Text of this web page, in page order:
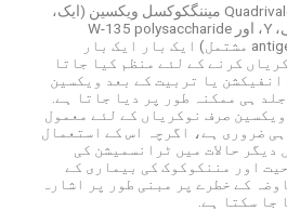
Quadrivalent میننگکوکسل ویکسین (ایک،
سی، Y، اور W-135 polysaccharide
antigens مشتمل) ایک بار ایک بار
کرنے کے لئے منظم کیا جاتا
انفیکشن یا تربیت کے بعد ویکسین
ہی ممکنہ طور پر دیا جاتا ہے.
ویکسین صرف نوکریاں کے لئے معمول
ضروری ہے، اگرچہ اس کے استعمال
دیگر حالات میں ٹرانسمیشن کی
اور مننکوکوک کی بیماری کے
کے خطرے پر مبنی طور پر اشارہ
جا سکتا ہے.